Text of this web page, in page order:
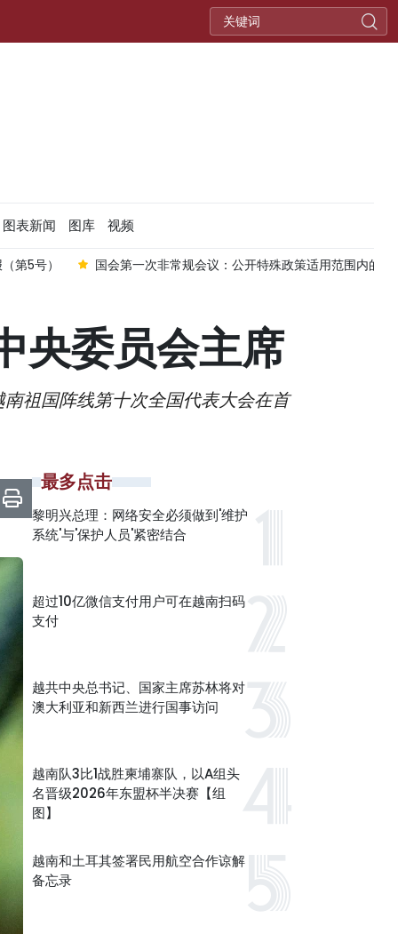
图表新闻 图库 视频
会第一次非常规会议：公开特殊政策适用范围内的2027年APEC领导人
央委员会主席
祖国阵线第十次全国代表大会在首
最多点击
黎明兴总理：网络安全必须做到'维护
系统'与'保护人员'紧密结合
超过10亿微信支付用户可在越南扫码
支付
越共中央总书记、国家主席苏林将对
澳大利亚和新西兰进行国事访问
越南队3比1战胜柬埔寨队，以A组头
名晋级2026年东盟杯半决赛【组
图】
越南和土耳其签署民用航空合作谅解
备忘录